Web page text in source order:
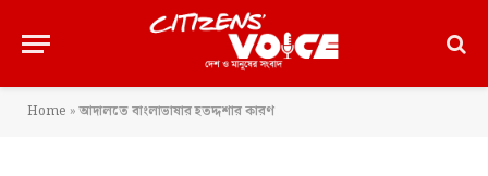
Home »আদালতে বাংলাভাষার হতদ্দশার কারণ